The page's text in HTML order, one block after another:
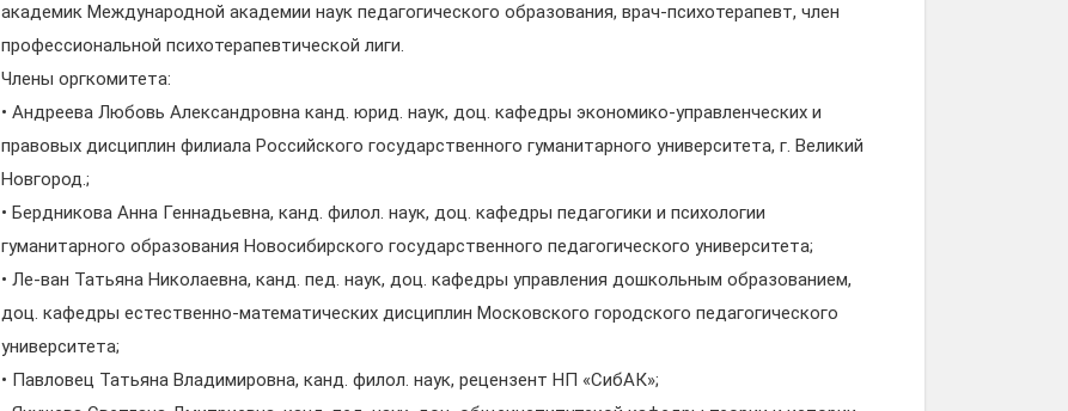
академик Международной академии наук педагогического образования, врач-психотерапевт, член
профессиональной психотерапевтической лиги.
Члены оргкомитета:
• Андреева Любовь Александровна канд. юрид. наук, доц. кафедры экономико-управленческих и
правовых дисциплин филиала Российского государственного гуманитарного университета, г. Великий
Новгород.;
• Бердникова Анна Геннадьевна, канд. филол. наук, доц. кафедры педагогики и психологии
гуманитарного образования Новосибирского государственного педагогического университета;
• Ле-ван Татьяна Николаевна, канд. пед. наук, доц. кафедры управления дошкольным образованием,
доц. кафедры естественно-математических дисциплин Московского городского педагогического
университета;
• Павловец Татьяна Владимировна, канд. филол. наук, рецензент НП «СибАК»;